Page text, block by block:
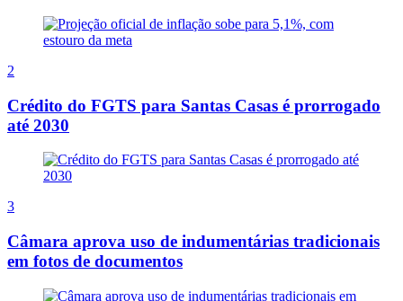
2
Crédito do FGTS para Santas Casas é prorrogado
até 2030
3
Câmara aprova uso de indumentárias tradicionais
em fotos de documentos